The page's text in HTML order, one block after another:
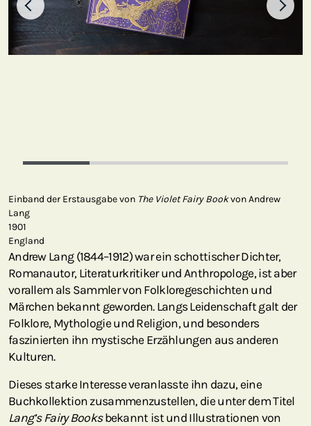
Einband der Erstausgabe von The Violet Fairy Bookvon Andrew
Lang
1901
England
Andrew Lang (1844–1912) war ein schottischer Dichter,
Romanautor, Literaturkritiker und Anthropologe, ist aber
vorallem als Sammler von Folkloregeschichten und
Märchen bekannt geworden. Langs Leidenschaft galt der
Folklore, Mythologie und Religion, und besonders
faszinierten ihn mystische Erzählungen aus anderen
Kulturen.
Dieses starke Interesse veranlasste ihn dazu, eine
Buchkollektion zusammenzustellen, die unter dem Titel
Lang’s Fairy Booksbekannt ist und Illustrationen von